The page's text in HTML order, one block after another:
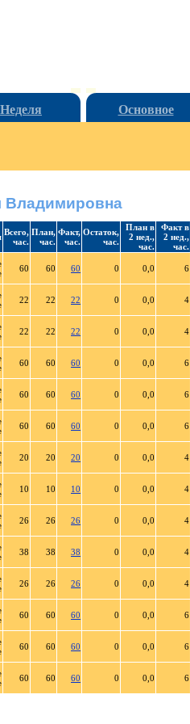
Неделя Основное
Владимировна
Всего,
час.
План,
час.
Факт,
час.
Остаток,
час.
План в
2 нед.,
час.
Факт в
2 нед.,
час.
60 60 60 0 0,0 6
22 22 22 0 0,0 4
22 22 22 0 0,0 4
60 60 60 0 0,0 6
60 60 60 0 0,0 6
60 60 60 0 0,0 6
20 20 20 0 0,0 4
10 10 10 0 0,0 4
26 26 26 0 0,0 4
38 38 38 0 0,0 4
26 26 26 0 0,0 4
60 60 60 0 0,0 6
60 60 60 0 0,0 6
60 60 60 0 0,0 6